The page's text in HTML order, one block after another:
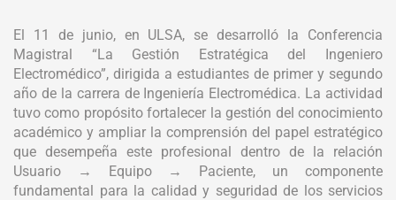
El 11 de junio, en ULSA, se desarrolló la Conferencia
Magistral “La Gestión Estratégica del Ingeniero
Electromédico”, dirigida a estudiantes de primer y segundo
año de la carrera de Ingeniería Electromédica. La actividad
tuvo como propósito fortalecer la gestión del conocimiento
académico y ampliar la comprensión del papel estratégico
que desempeña este profesional dentro de la relación
Usuario → Equipo → Paciente, un componente
fundamental para la calidad y seguridad de los servicios